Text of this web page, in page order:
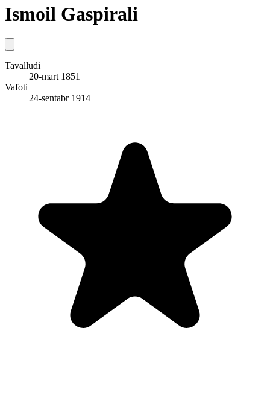
Ismoil Gaspirali
Tavalludi
20-mart 1851
Vafoti
24-sentabr 1914